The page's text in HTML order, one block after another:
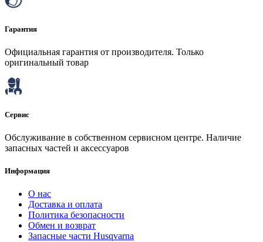
Гарантия
Официальная гарантия от производителя. Только
оригинальный товар
Сервис
Обслуживание в собственном сервисном центре. Наличие
запасных частей и аксессуаров
Информация
О нас
Доставка и оплата
Политика безопасности
Обмен и возврат
Запасные части Husqvarna